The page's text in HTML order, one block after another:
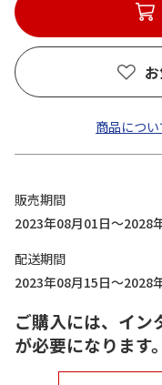
商品につ
販売期間
2023年08月01日～2028
配送期間
2023年08月15日～2028
ご購入には、イン
が必要になります。